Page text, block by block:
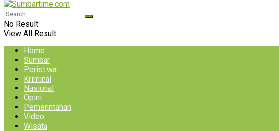
No Result
View All Result
Home
Sumbar
Peristiwa
Kriminal
Nasional
Opini
Pemerintahan
Video
Wisata